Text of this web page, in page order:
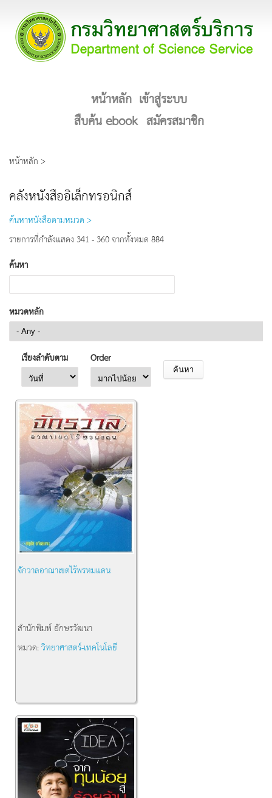
หน้าหลัก เข้าสู่ระบบ
สืบค้น ebook สมัครสมาชิก
หน้าหลัก >
คลังหนังสืออิเล็กทรอนิกส์
ค้นหาหนังสือตามหมวด >
รายการที่กำลังแสดง 341 - 360 จากทั้งหมด 884
ค้นหา
หมวดหลัก
เรียงลำดับตาม Order
จักวาลอาณาเขตไร้พรหมแดน
สำนักพิมพ์อักษรวัฒนา
หมวด:วิทยาศาสตร์-เทคโนโลยี